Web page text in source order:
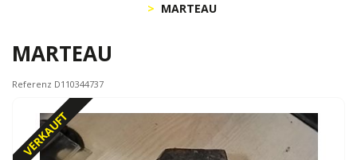
MARTEAU
MARTEAU
Referenz D110344737
VERKAUFT